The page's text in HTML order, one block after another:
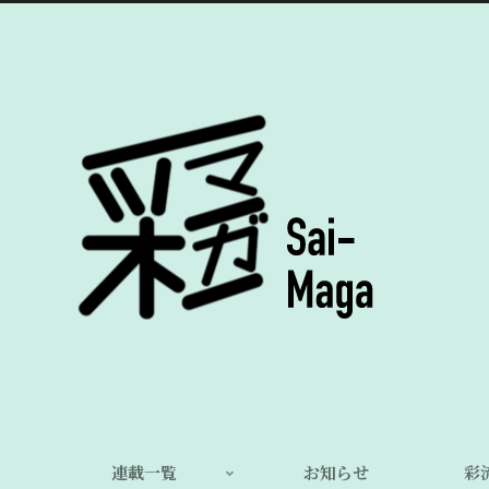
連載一覧 お知らせ 彩